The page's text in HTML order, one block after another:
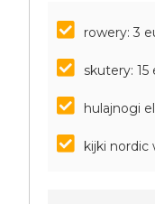
rowery: 3
skutery:
hulajnogi
kijki nordic